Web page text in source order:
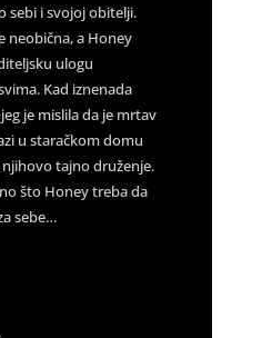
sebi i svojoj obitelji.
neobična, a Honey
ulogu
Kad iznenada
je mislila da je mrtav
u staračkom domu
tajno druženje.
što Honey treba da
sebe…